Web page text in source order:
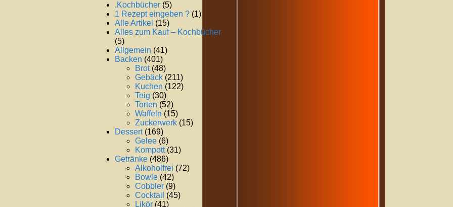
.Kochbücher (5)
1 Rezept eingeben ? (1)
Alle Artikel (15)
Alles zum Kauf – Kochbücher
(5)
Allgemein (41)
Backen (401)
Brot(48)
Gebäck (211)
Kuchen (122)
Teig (30)
Torten (52)
Waffeln (15)
Zuckerwerk (15)
Dessert(169)
Gelee (6)
Kompott(31)
Getränke (486)
Alkoholfrei (72)
Bowle (42)
Cobbler (9)
Cocktail (45)
Likör (41)